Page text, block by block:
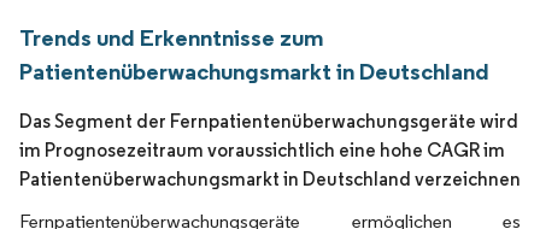
Trends und Erkenntnisse zum
Patientenüberwachungsmarkt in Deutschland
Das Segment der Fernpatientenüberwachungsgeräte wird
im Prognosezeitraum voraussichtlich eine hohe CAGR im
Patientenüberwachungsmarkt in Deutschland verzeichnen
Fernpatientenüberwachungsgeräte ermöglichen es